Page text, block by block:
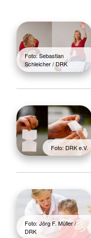
Foto: Sebastian
Schleicher / DRK
Foto: DRK e.V.
Foto: Jörg F. Müller /
DRK